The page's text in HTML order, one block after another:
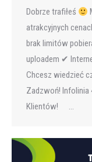
Dobrze trafiłeś
atrakcyjnych
brak limitów
uploadem ✔
Chcesz wiedzieć
Zadzwoń! Infolinia
Klientów! …